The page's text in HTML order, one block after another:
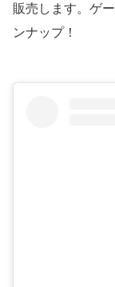
販売します。ゲ
ンナップ！